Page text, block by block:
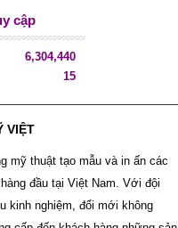
cập
6,304,440
15
VIỆT
mỹ thuật tạo mẫu và in ấn các
đầu tại Việt Nam. Với đội
kinh nghiệm, đổi mới không